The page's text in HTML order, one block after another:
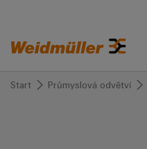
Start Průmyslová odvětví